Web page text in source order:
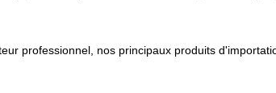
professionnel, nos principaux produits